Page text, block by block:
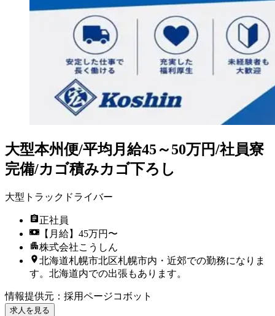
大型本州便/平均月給45～50万円/社員寮
完備/カゴ積みカゴ下ろし
大型トラックドライバー
正社員
【月給】45万円〜
株式会社こうしん
北海道札幌市北区札幌市内・近郊での勤務になりま
す。北海道内での出張もあります。
情報提供元 ： 採用ページコボット
求人を見る